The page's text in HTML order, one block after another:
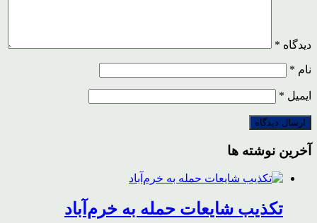
دیدگاه *
نام *
ایمیل *
آخرین نوشته ها
تکذیب شایعات حمله به خرم‌آباد